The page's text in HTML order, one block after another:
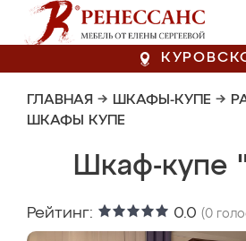
ГЛАВНАЯ → ШКАФЫ-КУПЕ →
ШКАФЫ КУПЕ
Шкаф-купе
Рейтинг: 0.0 (0